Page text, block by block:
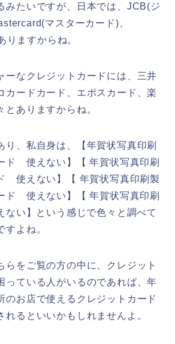
みたいですが、日本では、JCB(ジ
マスターカード)、
りますからね。
ーなクレジットカードには、三井
カードカード、エポスカード、楽
とありますからね。
り、私自身は、【年賀状写真印刷
使えない】【 年賀状写真印刷
使えない】【 年賀状写真印刷製
使えない】【 年賀状写真印刷
い】という感じで色々と調べて
すよね。
らをご覧の方の中に、クレジット
っている人がいるのであれば、年
のお店で使えるクレジットカード
れるといいかもしれませんよ。